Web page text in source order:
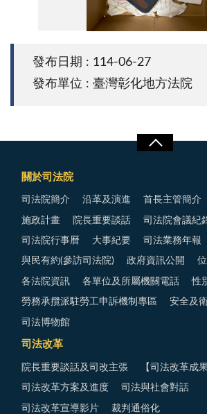
發布日期 : 114-06-27
發布單位 : 臺灣彰化地方法院
關於司法院
司法院簡介 沿革及演進 首長主管簡介
施政計畫 院長重要談話 司法院會議紀
司法院行事曆 大事紀要 司法業務年報
與民有約(參訪司法院) 政府資訊公開
各法院資訊 各單位及所屬機關電話 性
勞務承攬派駐勞工申訴機制專區 安全及
司法博物館
司法改革
院長重要談話及司改主張 【司法改革成
司法改革方案及進度 司法與社會對話
司法改革宣導影片 裁判通俗化